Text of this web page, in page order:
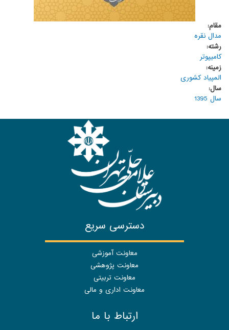
مقام:
مدال نقره
رشته:
کامیپوتر
زمینه:
المپیاد کشوری
سال:
سال 1395
دسترسی سریع
معاونت آموزشی
معاونت پژوهشی
معاونت تربیتی
معاونت اداری و مالی
ارتباط با ما